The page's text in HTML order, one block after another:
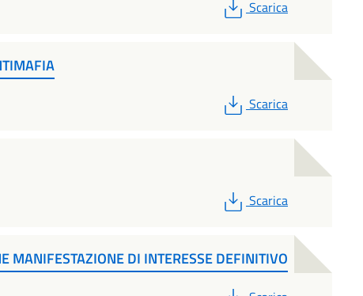
PDF
Scarica
PDF
Scarica
PDF
Scarica
MANIFESTAZIONE DI INTERESSE DEFINITIVO